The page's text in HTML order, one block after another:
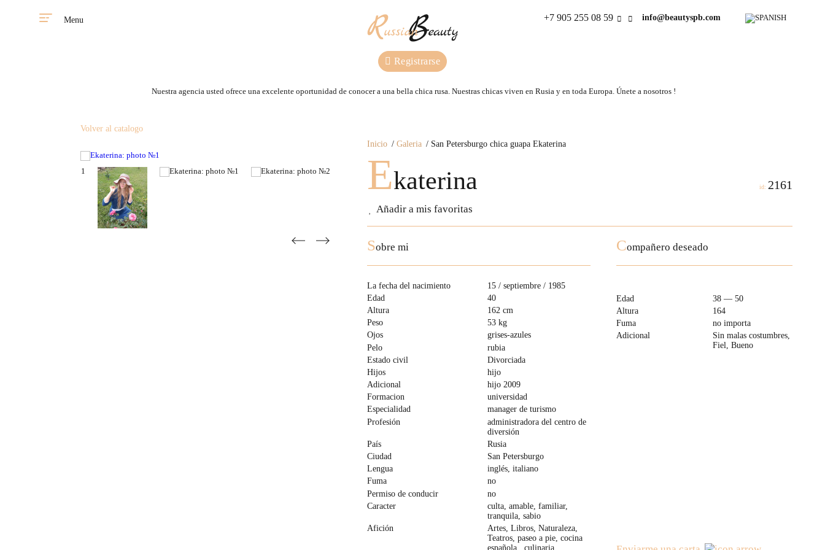
Menu +7 905 255 08 59 info@beautyspb.com
Registrarse
Nuestra agencia usted ofrece una excelente oportunidad de conocer a una bella chica rusa. Nuestras сhicas viven en Rusia y en toda Europa. Únete a nosotros !
Inicio Galeria San Petersburgo chica guapa Ekaterina
Ekaterina
Añadir a mis favoritas
id: 2161
Volver al catalogo
Sobre mi
La fecha del nacimiento
15 / septiembre / 1985
Edad
40
Altura
162 cm
Peso
53 kg
Ojos
grises-azules
Pelo
rubia
Estado civil
Divorciada
Hijos
hijo
Adicional
hijo 2009
Formacion
universidad
Especialidad
manager de turismo
Profesión
administradora del centro de
diversión
País
Rusia
Ciudad
San Petersburgo
Lengua
inglés, italiano
Fuma
no
Permiso de conducir
no
Caracter
culta, amable, familiar,
tranquila, sabio
Afición
Artes, Libros, Naturaleza,
Teatros, paseo a pie, cocina
española , culinaria
Compañero deseado
Edad
38 — 50
Altura
164
Fuma
no importa
Adicional
Sin malas costumbres,
Fiel, Bueno